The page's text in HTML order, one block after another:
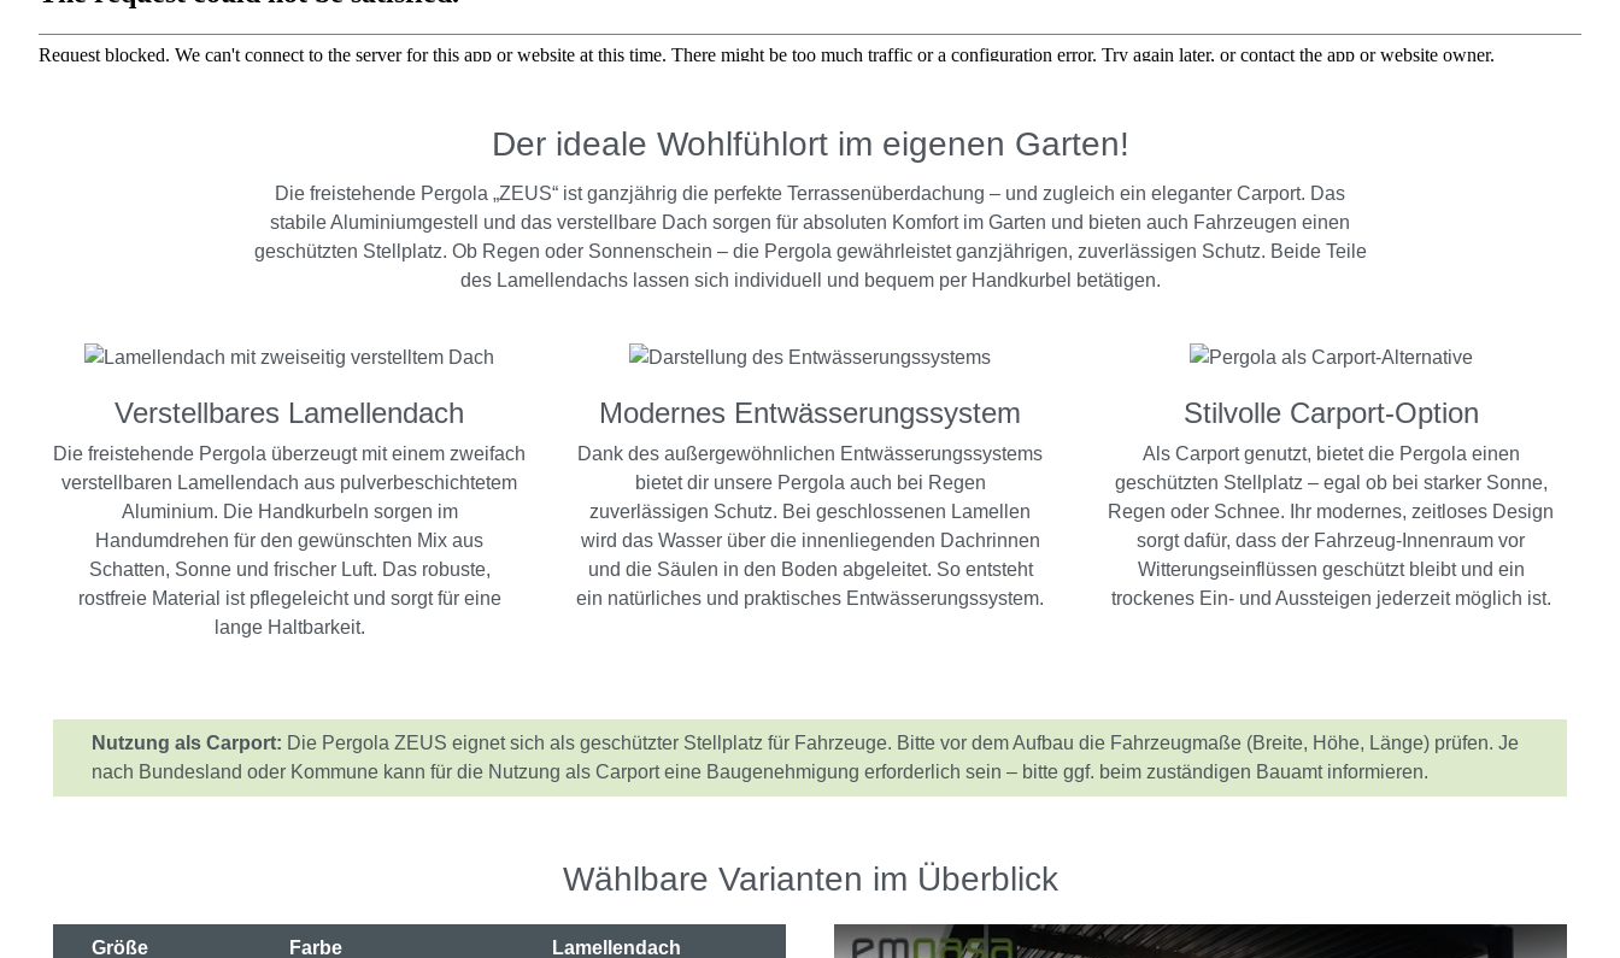
Der ideale Wohlfühlort im eigenen Garten!
Die freistehende Pergola „ZEUS“ ist ganzjährig die perfekte Terrassenüberdachung – und zugleich ein eleganter Carport. Das
stabile Aluminiumgestell und das verstellbare Dach sorgen für absoluten Komfort im Garten und bieten auch Fahrzeugen einen
geschützten Stellplatz. Ob Regen oder Sonnenschein – die Pergola gewährleistet ganzjährigen, zuverlässigen Schutz. Beide Teile
des Lamellendachs lassen sich individuell und bequem per Handkurbel betätigen.
Verstellbares Lamellendach
Die freistehende Pergola überzeugt mit einem zweifach
verstellbaren Lamellendach aus pulverbeschichtetem
Aluminium. Die Handkurbeln sorgen im
Handumdrehen für den gewünschten Mix aus
Schatten, Sonne und frischer Luft. Das robuste,
rostfreie Material ist pflegeleicht und sorgt für eine
lange Haltbarkeit.
Modernes Entwässerungssystem
Dank des außergewöhnlichen Entwässerungssystems
bietet dir unsere Pergola auch bei Regen
zuverlässigen Schutz. Bei geschlossenen Lamellen
wird das Wasser über die innenliegenden Dachrinnen
und die Säulen in den Boden abgeleitet. So entsteht
ein natürliches und praktisches Entwässerungssystem.
Stilvolle Carport-Option
Als Carport genutzt, bietet die Pergola einen
geschützten Stellplatz – egal ob bei starker Sonne,
Regen oder Schnee. Ihr modernes, zeitloses Design
sorgt dafür, dass der Fahrzeug-Innenraum vor
Witterungseinflüssen geschützt bleibt und ein
trockenes Ein- und Aussteigen jederzeit möglich ist.
Nutzung als Carport: Die Pergola ZEUS eignet sich als geschützter Stellplatz für Fahrzeuge. Bitte vor dem Aufbau die Fahrzeugmaße (Breite, Höhe, Länge) prüfen. Je
nach Bundesland oder Kommune kann für die Nutzung als Carport eine Baugenehmigung erforderlich sein – bitte ggf. beim zuständigen Bauamt informieren.
Wählbare Varianten im Überblick
Größe Farbe Lamellendach